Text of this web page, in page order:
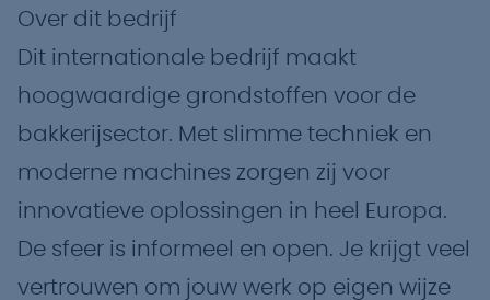
Over dit bedrijf
Dit internationale bedrijf maakt
hoogwaardige grondstoffen voor de
bakkerijsector. Met slimme techniek en
moderne machines zorgen zij voor
innovatieve oplossingen in heel Europa.
De sfeer is informeel en open. Je krijgt veel
vertrouwen om jouw werk op eigen wijze